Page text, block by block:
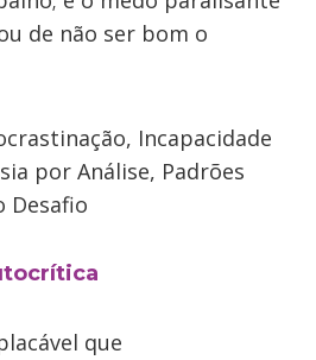
de não ser bom o
Incapacidade
por Análise, Padrões
Desafio
que